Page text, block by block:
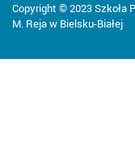
Copyright © 2023 Szkoła
M. Reja w Bielsku-Białej